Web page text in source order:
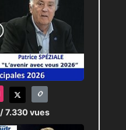
/ 7.330 vues